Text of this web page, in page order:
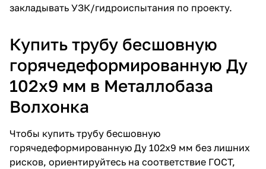
закладывать УЗК/гидроиспытания по проекту.
Купить трубу бесшовную
горячедеформированную Ду
102х9 мм в Металлобаза
Волхонка
Чтобы купить трубу бесшовную
горячедеформированную Ду 102х9 мм без лишних
рисков, ориентируйтесь на соответствие ГОСТ,